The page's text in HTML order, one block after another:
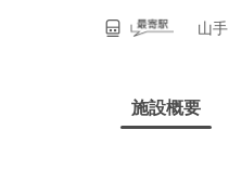
山手
施設概要